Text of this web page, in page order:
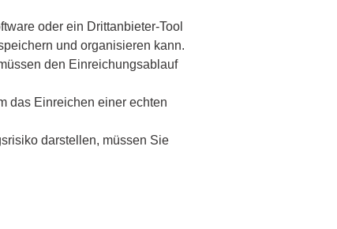
oder ein Drittanbieter-Tool
und organisieren kann.
den Einreichungsablauf
das Einreichen einer echten
darstellen, müssen Sie